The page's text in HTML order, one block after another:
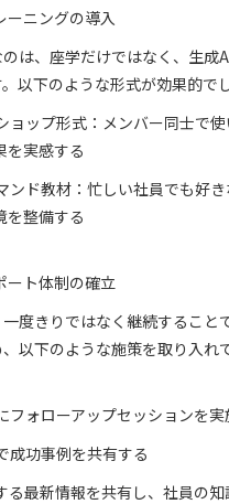
ーニングの導入
は、座学だけではなく、生成
以下のような形式が効果的でし
ョップ形式：メンバー同士で使
を実感する
ンド教材：忙しい社員でも好
を整備する
ート体制の確立
度きりではなく継続すること
以下のような施策を取り入れ
フォローアップセッションを実
成功事例を共有する
る最新情報を共有し、社員の